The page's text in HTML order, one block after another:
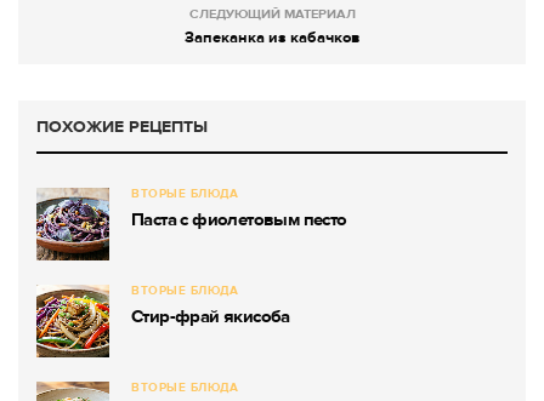
СЛЕДУЮЩИЙ МАТЕРИАЛ
Запеканка из кабачков
ПОХОЖИЕ РЕЦЕПТЫ
ВТОРЫЕ БЛЮДА
Паста с фиолетовым песто
ВТОРЫЕ БЛЮДА
Стир-фрай якисоба
ВТОРЫЕ БЛЮДА